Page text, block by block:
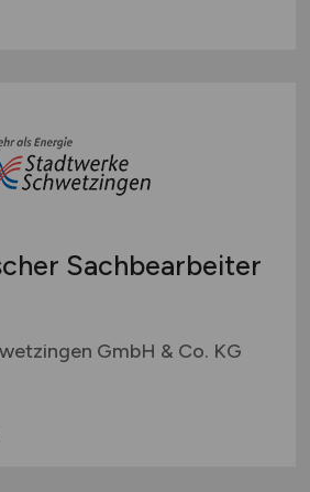
Sachbearbeiter
GmbH & Co. KG